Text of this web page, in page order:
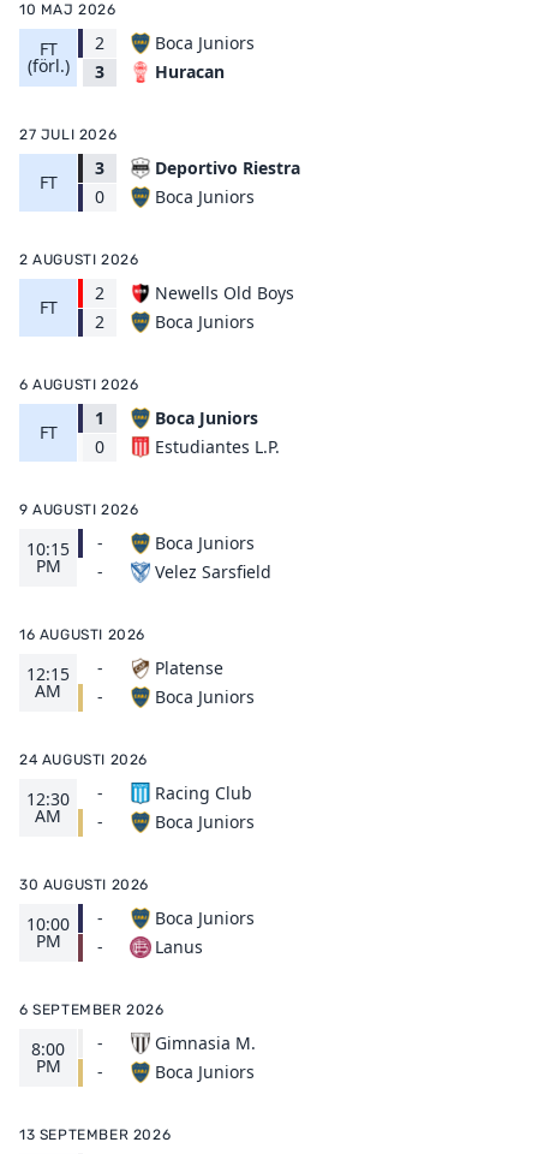
10 MAJ 2026
FT
(förl.)
2
3
Boca Juniors
Huracan
27 JULI 2026
FT
3
0
Deportivo Riestra
Boca Juniors
2 AUGUSTI 2026
FT
2
2
Newells Old Boys
Boca Juniors
6 AUGUSTI 2026
FT
1
0
Boca Juniors
Estudiantes L.P.
9 AUGUSTI 2026
10:15
PM
-
-
Boca Juniors
Velez Sarsfield
16 AUGUSTI 2026
12:15
AM
-
-
Platense
Boca Juniors
24 AUGUSTI 2026
12:30
AM
-
-
Racing Club
Boca Juniors
30 AUGUSTI 2026
10:00
PM
-
-
Boca Juniors
Lanus
6 SEPTEMBER 2026
8:00
PM
-
-
Gimnasia M.
Boca Juniors
13 SEPTEMBER 2026